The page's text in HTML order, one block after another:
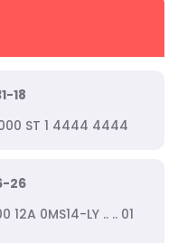
18
ST 1 4444 4444
26
0MS14-LY .. .. 01